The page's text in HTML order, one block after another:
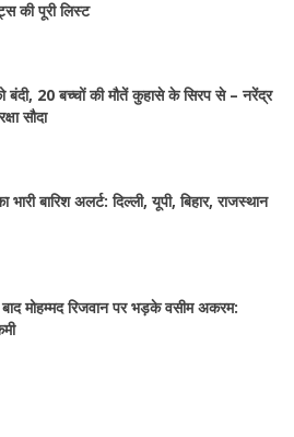
की पूरी लिस्ट
बंदी, 20 बच्चों की मौतें कुहासे के सिरप से – नरेंद्र
सौदा
बारिश अलर्ट: दिल्ली, यूपी, बिहार, राजस्थान
मोहम्मद रिजवान पर भड़के वसीम अकरम: